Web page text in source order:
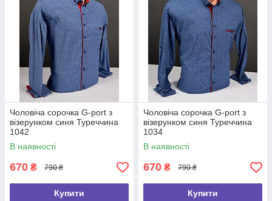
Чоловіча сорочка G-port з
візерунком синя Туреччина
1042
В наявності
670 ₴ 790 ₴
Купити
Чоловіча сорочка G-port з
візерунком синя Туреччина
1034
В наявності
670 ₴ 790 ₴
Купити